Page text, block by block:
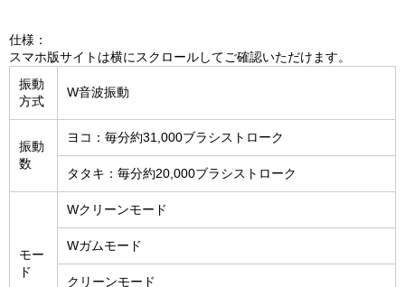
仕様：
スマホ版サイトは横にスクロールしてご確認いただけます。
振動
方式
W音波振動
振動
数
ヨコ：毎分約31,000ブラシストローク
タタキ：毎分約20,000ブラシストローク
モー
ド
Wクリーンモード
Wガムモード
クリーンモード